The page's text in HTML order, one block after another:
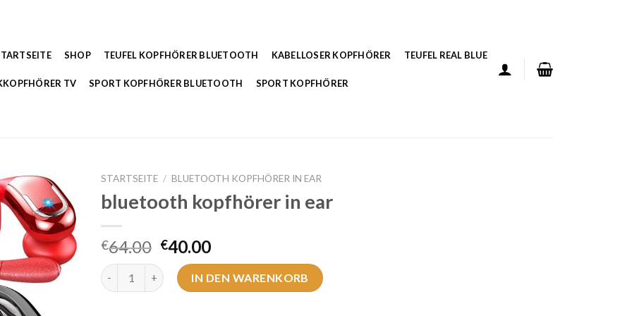
SHOP TEUFEL KOPFHÖRER BLUETOOTH KABELLOSER KOPFHÖRER TEUFEL REAL BLUE
TV SPORT KOPFHÖRER BLUETOOTH SPORT KOPFHÖRER
STARTSEITE / BLUETOOTH KOPFHÖRER IN EAR
bluetooth kopfhörer in ear
€64.00 €40.00
bluetooth kopfhörer in ear Menge
IN DEN WARENKORB